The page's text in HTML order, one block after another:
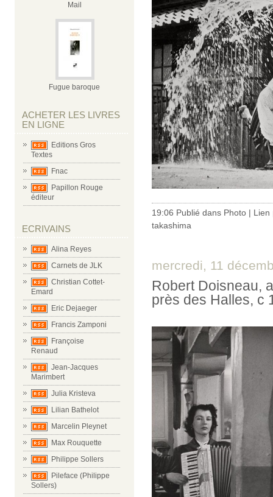
Mail
Fugue baroque
ACHETER LES LIVRES
EN LIGNE
Editions Gros
Textes
Fnac
Papillon Rouge
éditeur
ECRIVAINS
Alina Reyes
Carnets de JLK
Christian Cottet-
Emard
Eric Dejaeger
Francis Zamponi
Françoise
Renaud
Jean-Jacques
Marimbert
Julia Kristeva
Lilian Bathelot
Marcelin Pleynet
Max Rouquette
Philippe Sollers
Pileface (Philippe
Sollers)
19:06 Publié dans Photo | Lien
takashima
mercredi, 11
Robert Doisneau,
près des Halles, c